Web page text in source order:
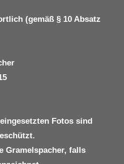
(gemäß § 10 Absatz
Fotos sind
Gramelspacher, falls